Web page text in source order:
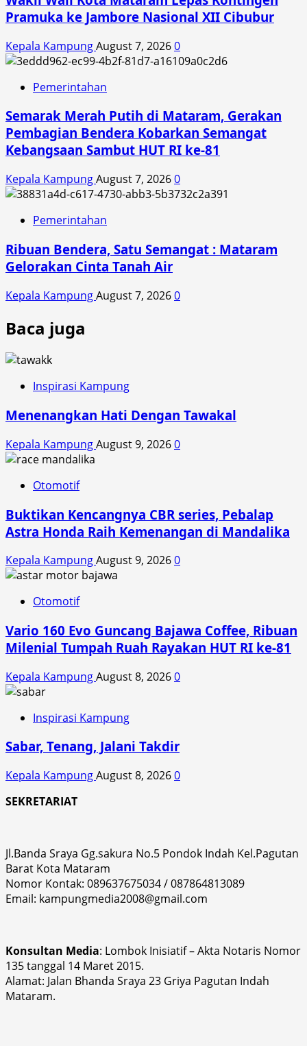
Pramuka ke Jambore Nasional XII Cibubur
Kepala KampungAugust 7, 20260
Pemerintahan
Semarak Merah Putih di Mataram, Gerakan
Pembagian Bendera Kobarkan Semangat
Kebangsaan Sambut HUT RI ke-81
Kepala KampungAugust 7, 20260
Pemerintahan
Ribuan Bendera, Satu Semangat : Mataram
Gelorakan Cinta Tanah Air
Kepala KampungAugust 7, 20260
Baca juga
Inspirasi Kampung
Menenangkan Hati Dengan Tawakal
Kepala KampungAugust 9, 20260
Otomotif
Buktikan Kencangnya CBR series, Pebalap
Astra Honda Raih Kemenangan di Mandalika
Kepala KampungAugust 9, 20260
Otomotif
Vario 160 Evo Guncang Bajawa Coffee, Ribuan
Milenial Tumpah Ruah Rayakan HUT RI ke-81
Kepala KampungAugust 8, 20260
Inspirasi Kampung
Sabar, Tenang, Jalani Takdir
Kepala KampungAugust 8, 20260
SEKRETARIAT
Jl.Banda Sraya Gg.sakura No.5 Pondok Indah Kel.Pagutan
Barat Kota Mataram
Nomor Kontak: 089637675034 / 087864813089
Email: kampungmedia2008@gmail.com
Konsultan Media: Lombok Inisiatif – Akta Notaris Nomor
135 tanggal 14 Maret 2015.
Alamat: Jalan Bhanda Sraya 23 Griya Pagutan Indah
Mataram.